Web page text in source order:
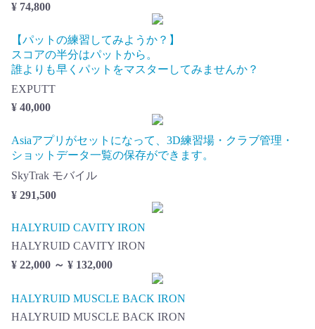
¥ 74,800
【パットの練習してみようか？】
スコアの半分はパットから。
誰よりも早くパットをマスターしてみませんか？
EXPUTT
¥ 40,000
Asiaアプリがセットになって、3D練習場・クラブ管理・
ショットデータ一覧の保存ができます。
SkyTrak モバイル
¥ 291,500
HALYRUID CAVITY IRON
HALYRUID CAVITY IRON
¥ 22,000 ～ ¥ 132,000
HALYRUID MUSCLE BACK IRON
HALYRUID MUSCLE BACK IRON